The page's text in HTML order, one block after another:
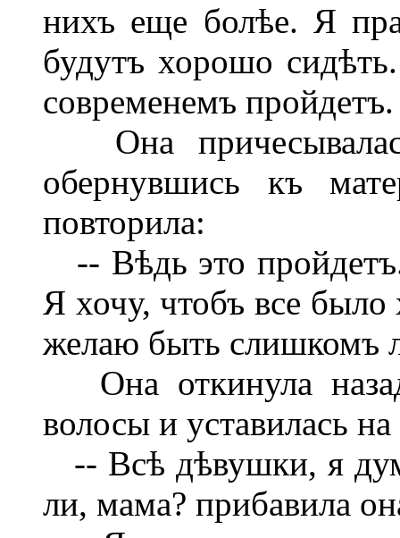
нихъ еще болѣе. Я
будутъ хорошо
современемъ пройдетъ.
Она
обернувшись къ
повторила:
-- Вѣдь это
Я хочу, чтобъ все
желаю быть слишкомъ
Она откинула
волосы и уставилась
-- Всѣ дѣвушки, я
ли, мама? прибавила